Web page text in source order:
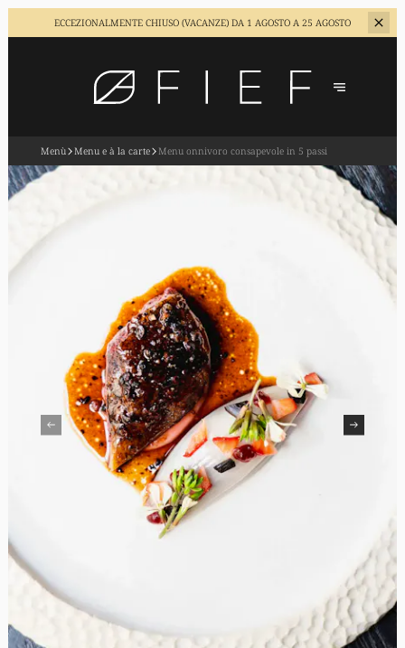
ECCEZIONALMENTE CHIUSO (VACANZE) DA 1 AGOSTO A 25 AGOSTO
Menù Menu e à la carte Menu onnivoro consapevole in 5 passi